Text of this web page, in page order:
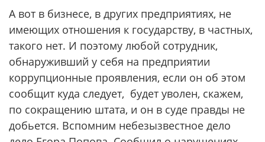
А вот в бизнесе, в других предприятиях, не
имеющих отношения к государству, в частных,
такого нет. И поэтому любой сотрудник,
обнаруживший у себя на предприятии
коррупционные проявления, если он об этом
сообщит куда следует, будет уволен, скажем,
по сокращению штата, и он в суде правды не
добьется. Вспомним небезызвестное дело